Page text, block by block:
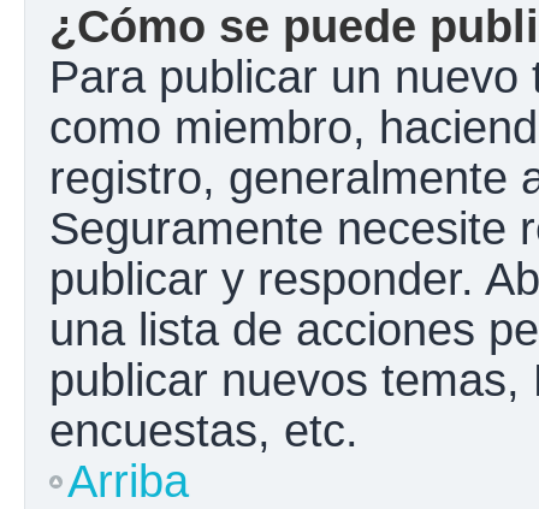
¿Cómo se puede
Para publicar un
como miembro,
registro, generalmente
Seguramente necesite
publicar y responder.
una lista de acciones
publicar nuevos
encuestas, etc.
Arriba